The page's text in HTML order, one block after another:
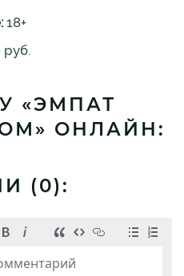
18+
руб.
«ЭМПАТ
ОНЛАЙН:
(0):